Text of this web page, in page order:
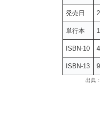
発売日
単行本
ISBN-10
ISBN-13
出典